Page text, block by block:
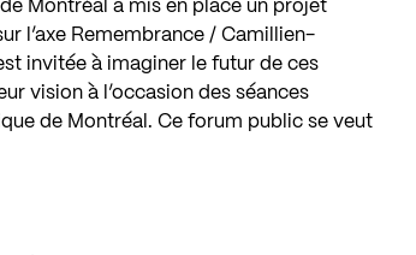
Montréal a mis en place un projet
l’axe Remembrance / Camillien-
invitée à imaginer le futur de ces
vision à l’occasion des séances
de Montréal. Ce forum public se veut